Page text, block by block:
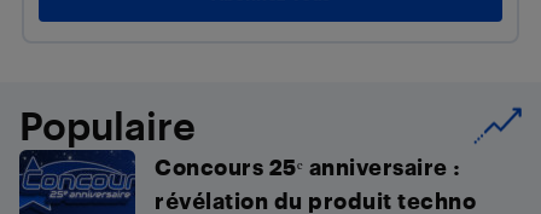
Populaire
Concours 25ᵉ anniversaire :
révélation du produit techno